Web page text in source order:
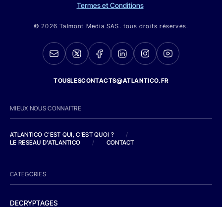
Termes et Conditions
© 2026 Talmont Media SAS. tous droits réservés.
TOUSLESCONTACTS@ATLANTICO.FR
MIEUX NOUS CONNAITRE
ATLANTICO C'EST QUI, C'EST QUOI ?
/
LE RESEAU D'ATLANTICO
/ CONTACT
CATEGORIES
DECRYPTAGES